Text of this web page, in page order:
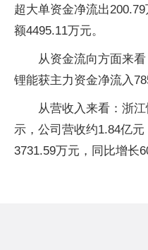
超大单资金净流出
额4495.11万元。
从资金流向方面来
锂能获主力资金净流入
从营收入来看：浙
示，公司营收约1.84亿
3731.59万元，同比增长